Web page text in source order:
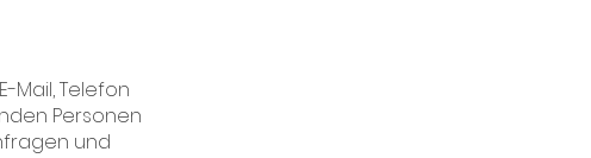
Mail, Telefon
Personen
und